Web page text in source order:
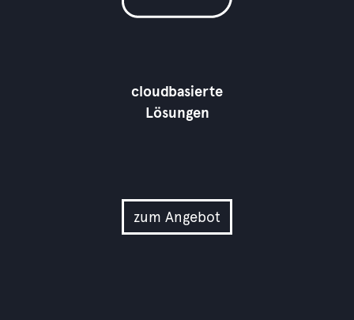
cloudbasierte
Lösungen
zum Angebot